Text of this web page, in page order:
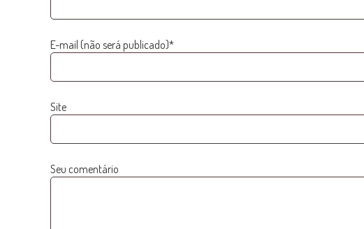
E-mail (não será publicado)*
Site
Seu comentário